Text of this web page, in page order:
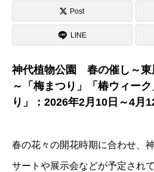
Post
LINE
神代植物公園 春の催し～東
～「梅まつり」「椿ウィー
り」：2026年2月10日～4月
春の花々の開花時期に合わせ、
サートや展示会などが予定されて